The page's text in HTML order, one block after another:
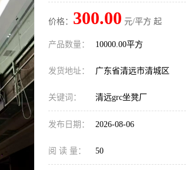
价格： 300.00 元/平方 起
产品数量： 10000.00平方
发货地址： 广东省清远市清城区
关键词： 清远grc坐凳厂
发布日期： 2026-08-06
阅 读 量： 50